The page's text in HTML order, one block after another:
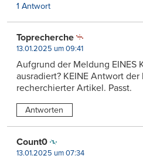
1 Antwort
Toprecherche
13.01.2025 um 09:41
Aufgrund der Meldung EINES
ausradiert? KEINE Antwort der
recherchierter Artikel. Passt.
Antworten
Count0
13.01.2025 um 07:34